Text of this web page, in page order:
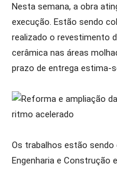
Nesta semana, a obra
execução. Estão sendo
realizado o revestimento
cerâmica nas áreas
prazo de entrega estima-
Os trabalhos estão sendo
Engenharia e Construção